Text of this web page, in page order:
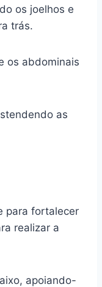
os joelhos e
trás.
os abdominais
as
para fortalecer
realizar a
apoiando-